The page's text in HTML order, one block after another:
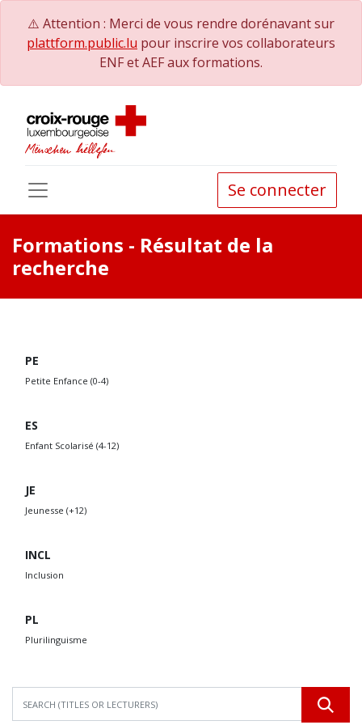
⚠️ Attention : Merci de vous rendre dorénavant sur
plattform.public.lu pour inscrire vos collaborateurs
ENF et AEF aux formations.
Se connecter
Formations - Résultat de la
recherche
PE
Petite Enfance (0-4)
ES
Enfant Scolarisé (4-12)
JE
Jeunesse (+12)
INCL
Inclusion
PL
Plurilinguisme